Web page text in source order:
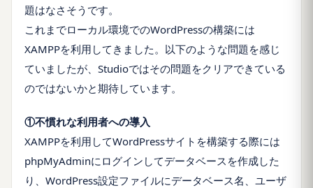
題はなさそうです。
これまでローカル環境でのWordPressの構築には
XAMPPを利用してきました。以下のような問題を感じ
ていましたが、Studioではその問題をクリアできている
のではないかと期待しています。
①不慣れな利用者への導入
XAMPPを利用してWordPressサイトを構築する際には
phpMyAdminにログインしてデータベースを作成した
り、WordPress設定ファイルにデータベース名、ユーザ